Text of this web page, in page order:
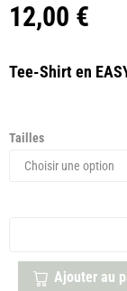
12,00 €
Tee-Shirt en
Tailles
Ajouter au